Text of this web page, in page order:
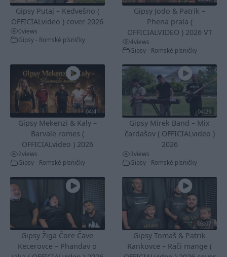
Gipsy Putaj – Kedvešno (
OFFICIALvideo ) cover 2026
0views
Gipsy - Romské písničky
Gipsy Jodo & Patrik –
Phena prala (
OFFICIALVIDEO ) 2026 VT
4views
Gipsy - Romské písničky
04:41
Gipsy Mekenzi & Kaly –
Barvale romes (
OFFICIALvideo ) 2026
2views
Gipsy - Romské písničky
04:29
Gipsy Mirek Band – Mix
čardašov ( OFFICIALvideo )
2026
3views
Gipsy - Romské písničky
Gipsy Žiga Čore Čave
Kecerovce – Phandav o
03:07
Gipsy Tomaš & Patrik
Rankovce – Rači mange (